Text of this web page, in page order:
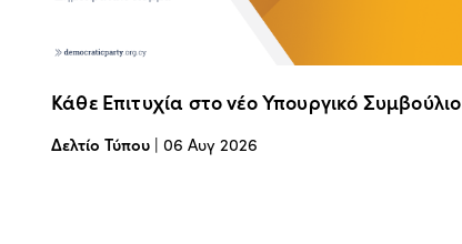
Κάθε Επιτυχία στο νέο Υπουργικό Συμβούλιο
Δελτίο Τύπου | 06 Αυγ 2026